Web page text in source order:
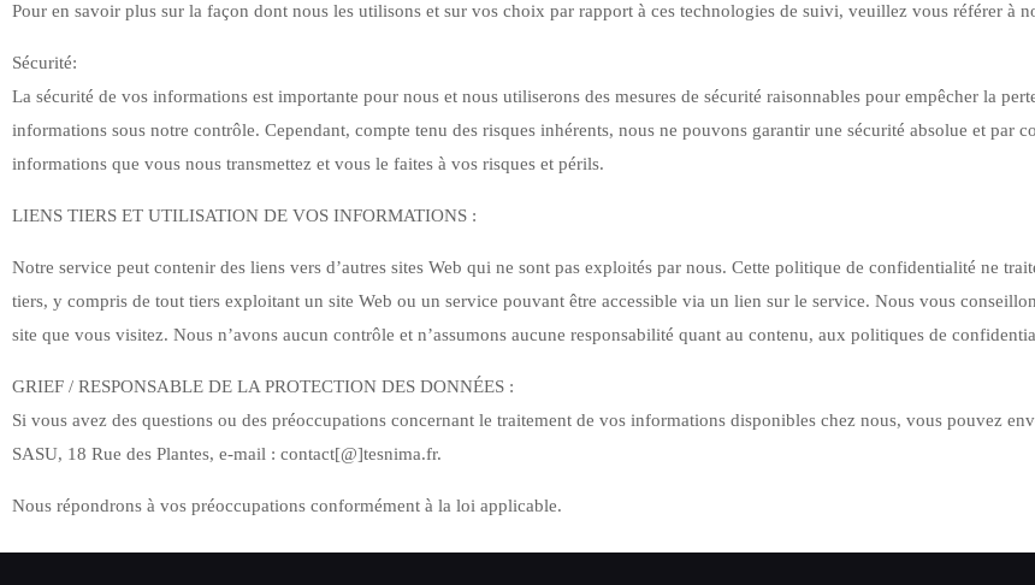
Pour en savoir plus sur la façon dont nous les utilisons et sur vos choix par rapport à ces technologies de suivi, veuillez vous référer à
Sécurité:
La sécurité de vos informations est importante pour nous et nous utiliserons des mesures de sécurité raisonnables pour empêcher la
informations sous notre contrôle. Cependant, compte tenu des risques inhérents, nous ne pouvons garantir une sécurité absolue et par
informations que vous nous transmettez et vous le faites à vos risques et périls.
LIENS TIERS ET UTILISATION DE VOS INFORMATIONS :
Notre service peut contenir des liens vers d’autres sites Web qui ne sont pas exploités par nous. Cette politique de confidentialité ne
tiers, y compris de tout tiers exploitant un site Web ou un service pouvant être accessible via un lien sur le service. Nous vous
site que vous visitez. Nous n’avons aucun contrôle et n’assumons aucune responsabilité quant au contenu, aux politiques de
GRIEF / RESPONSABLE DE LA PROTECTION DES DONNÉES :
Si vous avez des questions ou des préoccupations concernant le traitement de vos informations disponibles chez nous, vous pouvez
SASU, 18 Rue des Plantes, e-mail : contact[@]tesnima.fr.
Nous répondrons à vos préoccupations conformément à la loi applicable.